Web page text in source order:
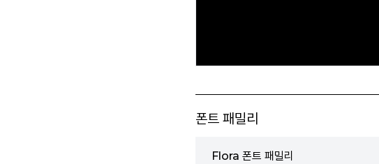
폰트 패밀리
Flora 폰트 패밀리